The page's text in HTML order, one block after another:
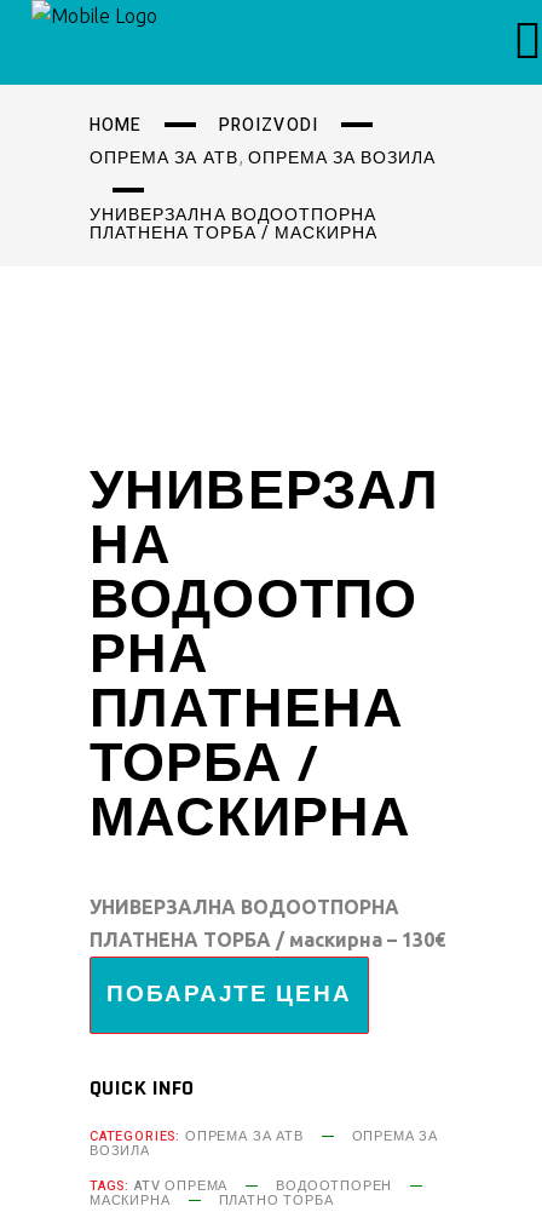
HOME
PROIZVODI
ОПРЕМА ЗА АТВ, ОПРЕМА ЗА ВОЗИЛА
УНИВЕРЗАЛНА ВОДООТПОРНА
ПЛАТНЕНА ТОРБА / МАСКИРНА
УНИВЕРЗАЛ
НА
ВОДООТПО
РНА
ПЛАТНЕНА
ТОРБА /
МАСКИРНА
УНИВЕРЗАЛНА ВОДООТПОРНА
ПЛАТНЕНА ТОРБА / маскирна – 130€
ПОБАРАЈТЕ ЦЕНА
QUICK INFO
CATEGORIES: ОПРЕМА ЗА АТВ ОПРЕМА ЗА
ВОЗИЛА
TAGS: ATV ОПРЕМА ВОДООТПОРЕН
МАСКИРНА ПЛАТНО ТОРБА